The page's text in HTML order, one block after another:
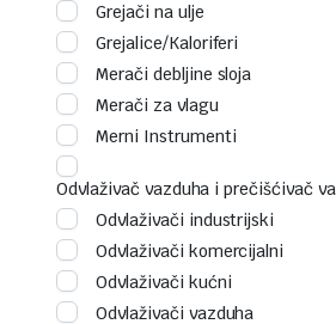
Grejači na ulje
Grejalice/Kaloriferi
Merači debljine sloja
Merači za vlagu
Merni Instrumenti
Odvlaživač vazduha i prečišćivač
Odvlaživači industrijski
Odvlaživači komercijalni
Odvlaživači kućni
Odvlaživači vazduha